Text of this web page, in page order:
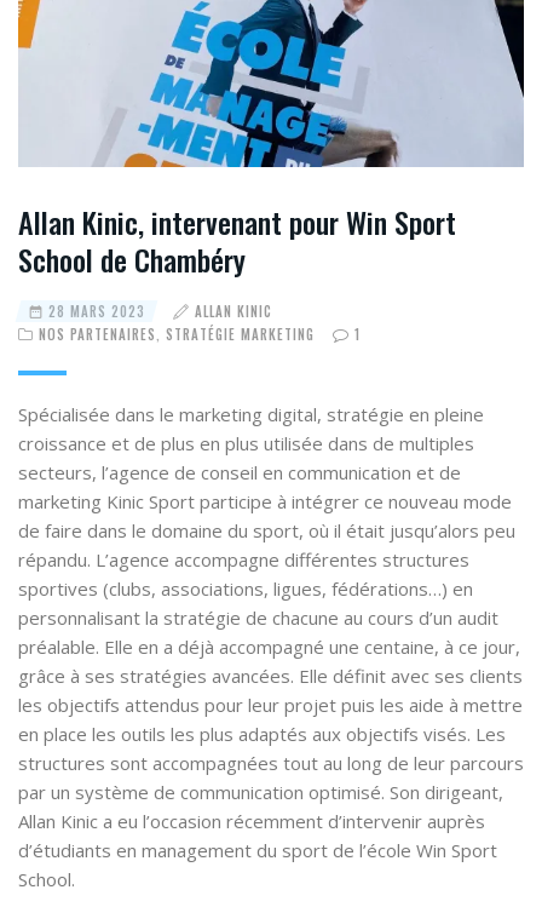
Allan Kinic, intervenant pour Win Sport
School de Chambéry
28 MARS 2023
ALLAN KINIC
NOS PARTENAIRES, STRATÉGIE MARKETING 1
Spécialisée dans le marketing digital, stratégie en pleine
croissance et de plus en plus utilisée dans de multiples
secteurs, l’agence de conseil en communication et de
marketing Kinic Sport participe à intégrer ce nouveau mode
de faire dans le domaine du sport, où il était jusqu’alors peu
répandu. L’agence accompagne différentes structures
sportives (clubs, associations, ligues, fédérations…) en
personnalisant la stratégie de chacune au cours d’un audit
préalable. Elle en a déjà accompagné une centaine, à ce jour,
grâce à ses stratégies avancées. Elle définit avec ses clients
les objectifs attendus pour leur projet puis les aide à mettre
en place les outils les plus adaptés aux objectifs visés. Les
structures sont accompagnées tout au long de leur parcours
par un système de communication optimisé. Son dirigeant,
Allan Kinic a eu l’occasion récemment d’intervenir auprès
d’étudiants en management du sport de l’école Win Sport
School.